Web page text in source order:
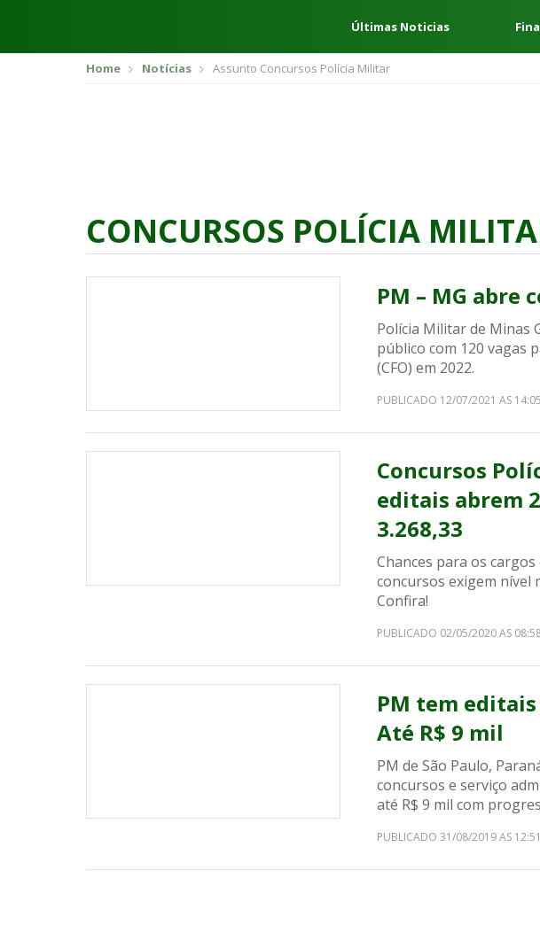
Últimas Noticias
Home Notícias Assunto Concursos Polícia Militar
CONCURSOS POLÍCIA
PM – MG abre
Polícia Militar de Minas
público com 120 vagas
(CFO) em 2022.
PUBLICADO 12/07/2021 AS 14:05
Concursos
editais abrem
3.268,33
Chances para os
concursos exigem
Confira!
PUBLICADO 02/05/2020 AS
PM tem
Até R$ 9 mil
PM de São Paulo,
concursos e serviço
até R$ 9 mil com
PUBLICADO 31/08/2019 AS